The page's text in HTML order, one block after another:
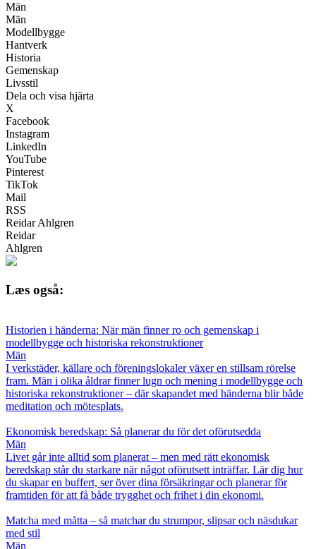
Män
Män
Modellbygge
Hantverk
Historia
Gemenskap
Livsstil
Dela och visa hjärta
X
Facebook
Instagram
LinkedIn
YouTube
Pinterest
TikTok
Mail
RSS
Reidar Ahlgren
Reidar
Ahlgren
Læs også:
Historien i händerna: När män finner ro och gemenskap i
modellbygge och historiska rekonstruktioner
Män
I verkstäder, källare och föreningslokaler växer en stillsam rörelse
fram. Män i olika åldrar finner lugn och mening i modellbygge och
historiska rekonstruktioner – där skapandet med händerna blir både
meditation och mötesplats.
Ekonomisk beredskap: Så planerar du för det oförutsedda
Män
Livet går inte alltid som planerat – men med rätt ekonomisk
beredskap står du starkare när något oförutsett inträffar. Lär dig hur
du skapar en buffert, ser över dina försäkringar och planerar för
framtiden för att få både trygghet och frihet i din ekonomi.
Matcha med måtta – så matchar du strumpor, slipsar och näsdukar
med stil
Män